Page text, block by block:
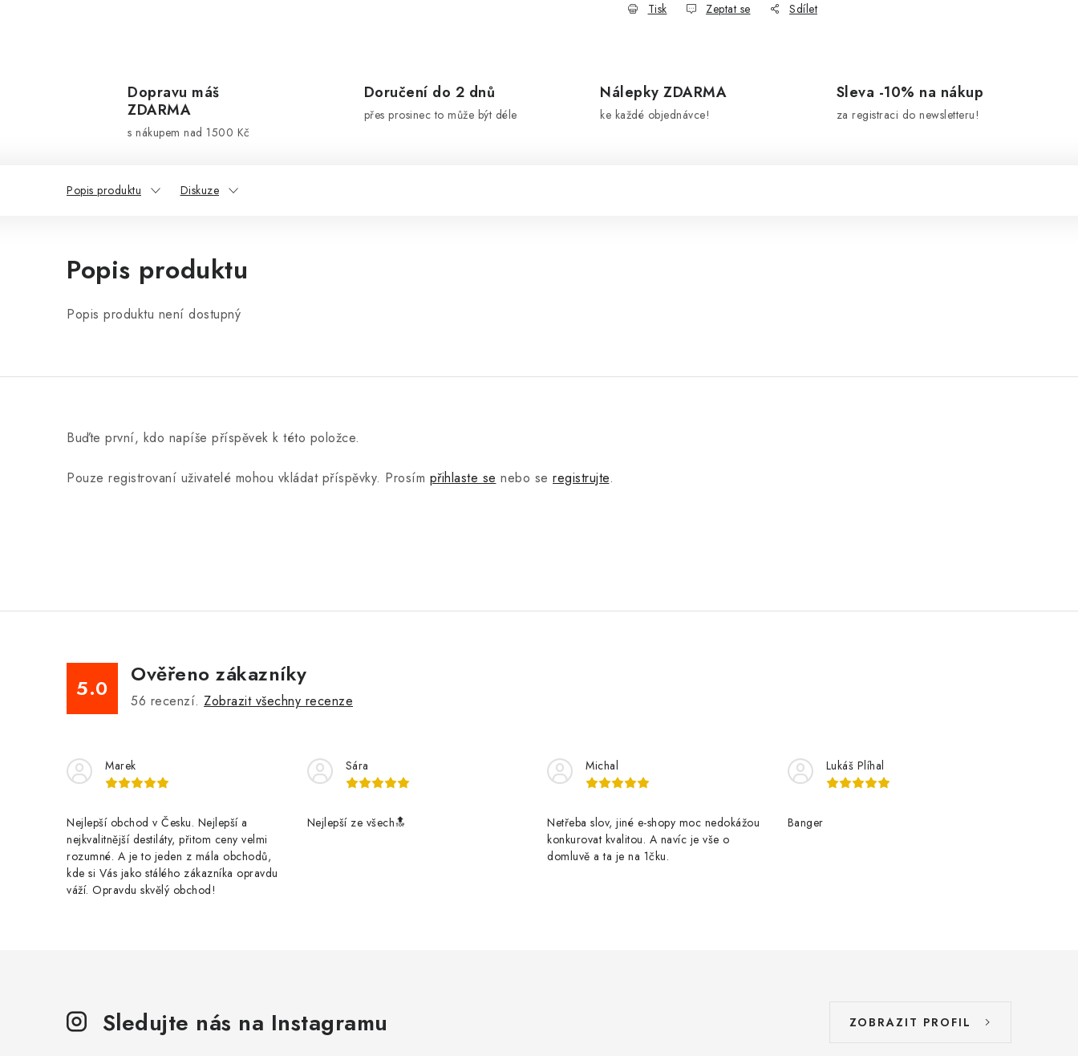
Tisk Zeptat se Sdílet
Dopravu máš
ZDARMA
s nákupem nad 1500 Kč
Doručení do 2 dnů
přes prosinec to může být déle
Nálepky ZDARMA
ke každé objednávce!
Sleva -10% na nákup
za registraci do newsletteru!
Popis produktu Diskuze
Popis produktu
Popis produktu není dostupný
Buďte první, kdo napíše příspěvek k této položce.
Pouze registrovaní uživatelé mohou vkládat příspěvky. Prosím přihlaste se nebo se registrujte.
5.0
Ověřeno zákazníky
56 recenzí. Zobrazit všechny recenze
Marek
Nejlepší obchod v Česku. Nejlepší a
nejkvalitnější destiláty, přitom ceny velmi
rozumné. A je to jeden z mála obchodů,
kde si Vás jako stálého zákazníka opravdu
váží. Opravdu skvělý obchod!
Sára
Nejlepší ze všech🔝
Michal
Netřeba slov, jiné e-shopy moc nedokážou
konkurovat kvalitou. A navíc je vše o
domluvě a ta je na 1čku.
Lukáš Plíhal
Banger
Sledujte nás na Instagramu ZOBRAZIT PROFIL